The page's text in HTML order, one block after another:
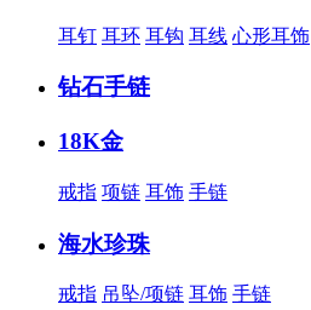
耳钉 耳环 耳钩 耳线 心形耳饰
钻石手链
18K金
戒指 项链 耳饰 手链
海水珍珠
戒指 吊坠/项链 耳饰 手链